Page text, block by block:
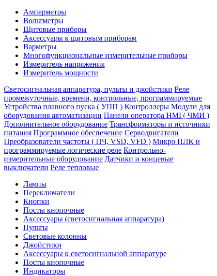
Амперметры
Вольтметры
Щитовые приборы
Аксессуары к щитовым приборам
Варметры
Многофункциональные измерительные приборы
Измеритель напряжения
Измеритель мощности
Светосигнальная аппаратура, пульты и джойстики Реле
промежуточные, времени, контрольные, программируемые
Устройства плавного пуска ( УПП ) Контроллеры Модули для
оборудования автоматизации Панели оператора HMI ( ЧМИ )
Дополнительное оборудование Транcформаторы и источники
питания Программное обеспечение Серводвигатели
Преобразователи частоты ( ПЧ, VSD, VFD ) Микро ПЛК и
программируемые логические реле Контрольно-
измерительные оборудование Датчики и концевые
выключатели Реле тепловые
Лампы
Переключатели
Кнопки
Посты кнопочные
Аксессуары (светосигнальная аппаратура)
Пульты
Световые колонны
Джойстики
Аксессуары к светосигнальной аппаратуре
Посты кнопочные
Индикаторы